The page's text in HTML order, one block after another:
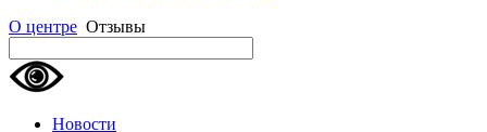
О центре Отзывы
Новости